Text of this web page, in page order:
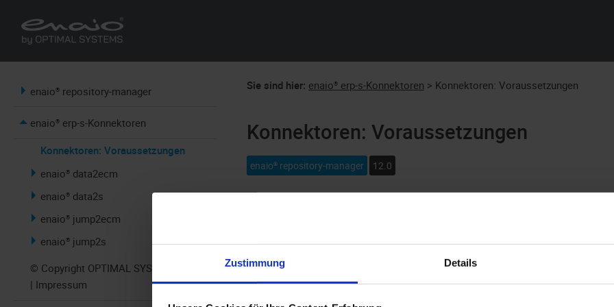
Zustimmung Details
enaio® repository-manager
enaio® erp-s-Konnektoren
Konnektoren: Voraussetzungen
enaio® data2ecm
enaio® data2s
enaio® jump2ecm
enaio® jump2s
© Copyright OPTIMAL SYSTEMS 2026
| Impressum
Sie sind hier: enaio® erp-s-Konnektoren > Konnektoren: Voraussetzungen
Konnektoren: Voraussetzungen
enaio® repository-manager 12.0
Installation vonenaio® gatewayundenaio® service-managermit den